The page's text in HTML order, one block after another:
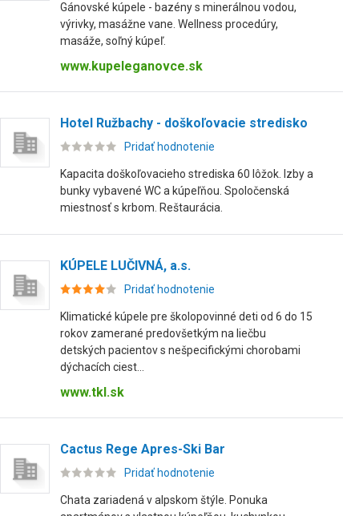
Gánovské kúpele - bazény s minerálnou vodou,
výrivky, masážne vane. Wellness procedúry,
masáže, soľný kúpeľ.
www.kupeleganovce.sk
Hotel Ružbachy - doškoľovacie stredisko
Pridať hodnotenie
Kapacita doškoľovacieho strediska 60 lôžok. Izby a
bunky vybavené WC a kúpeľňou. Spoločenská
miestnosť s krbom. Reštaurácia.
KÚPELE LUČIVNÁ, a.s.
Pridať hodnotenie
Klimatické kúpele pre školopovinné deti od 6 do 15
rokov zamerané predovšetkým na liečbu
detských pacientov s nešpecifickými chorobami
dýchacích ciest...
www.tkl.sk
Cactus Rege Apres-Ski Bar
Pridať hodnotenie
Chata zariadená v alpskom štýle. Ponuka